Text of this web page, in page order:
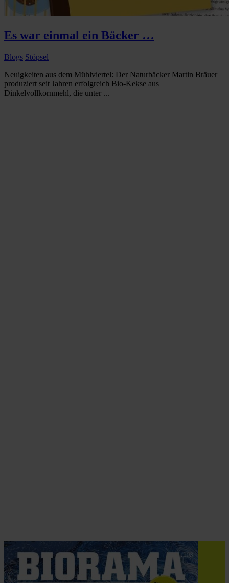
Es war einmal ein Bäcker …
Blogs Stöpsel
Neuigkeiten aus dem Mühlviertel: Der Naturbäcker Martin Bräuer
produziert seit Jahren erfolgreich Bio-Kekse aus
Dinkelvollkornmehl, die unter ...